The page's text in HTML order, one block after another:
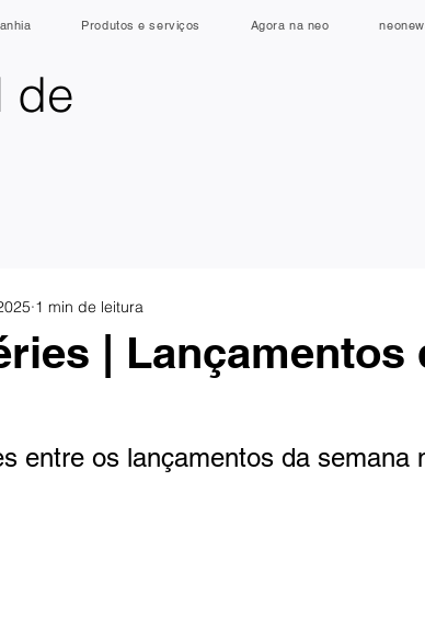
de
Produtos e serviços Agora na neo
| Lançamentos
1 min de leitura
entre os lançamentos da semana